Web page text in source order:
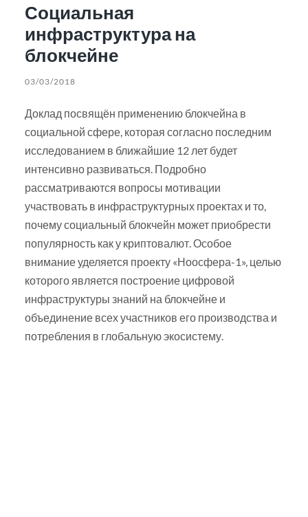
Социальная
инфраструктура на
блокчейне
03/03/2018
Доклад посвящён применению блокчейна в
социальной сфере, которая согласно последним
исследованием в ближайшие 12 лет будет
интенсивно развиваться. Подробно
рассматриваются вопросы мотивации
участвовать в инфраструктурных проектах и то,
почему социальный блокчейн может приобрести
популярность как у криптовалют. Особое
внимание уделяется проекту «Ноосфера-1», целью
которого является построение цифровой
инфраструктуры знаний на блокчейне и
объединение всех участников его производства и
потребления в глобальную экосистему.